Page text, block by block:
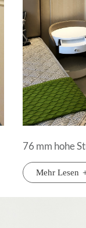
76 mm hohe
Mehr Lesen